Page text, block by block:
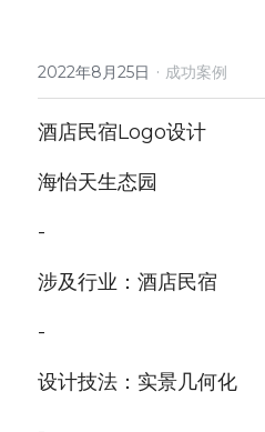
2022年8月25日 · 成功案例
酒店民宿Logo设计
海怡天生态园
-
涉及行业：酒店民宿
-
设计技法：实景几何化